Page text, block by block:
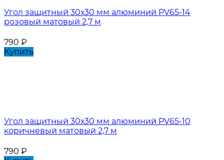
Угол защитный 30х30 мм алюминий PV65-14
розовый матовый 2,7 м
790 ₽
Купить
Угол защитный 30х30 мм алюминий PV65-10
коричневый матовый 2,7 м
790 ₽